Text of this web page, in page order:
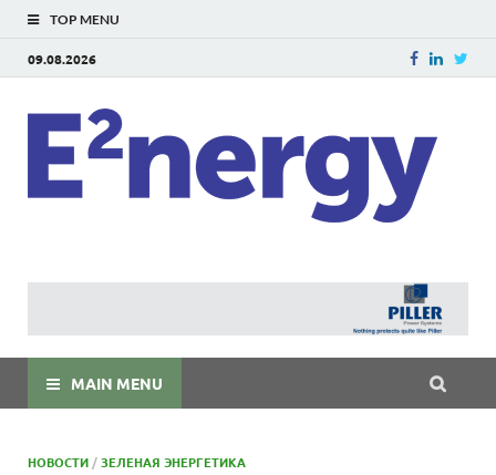
TOP MENU
09.08.2026
MAIN MENU
НОВОСТИ /ЗЕЛЕНАЯ ЭНЕРГЕТИКА